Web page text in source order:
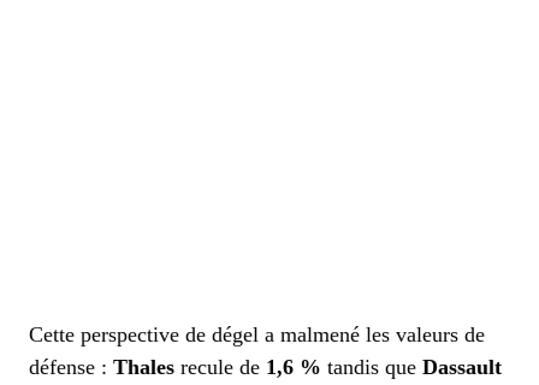
Cette perspective de dégel a malmené les valeurs de
défense : Thales recule de 1,6 % tandis que Dassault